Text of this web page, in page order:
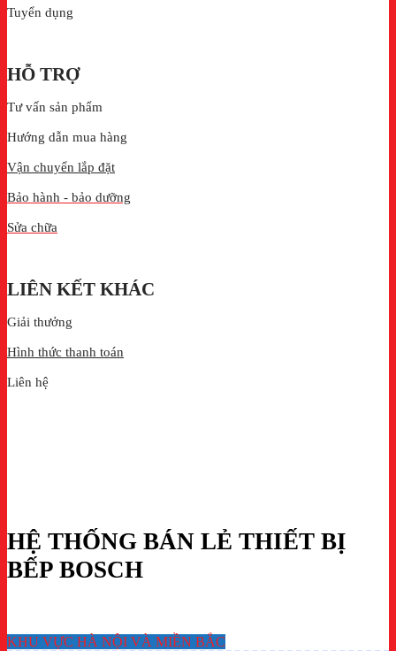
Tuyển dụng
HỖ TRỢ
Tư vấn sản phẩm
Hướng dẫn mua hàng
Vận chuyển lắp đặt
Bảo hành - bảo dưỡng
Sửa chữa
LIÊN KẾT KHÁC
Giải thưởng
Hình thức thanh toán
Liên hệ
HỆ THỐNG BÁN LẺ THIẾT BỊ
BẾP BOSCH
KHU VỰC HÀ NỘI VÀ MIỀN BẮC